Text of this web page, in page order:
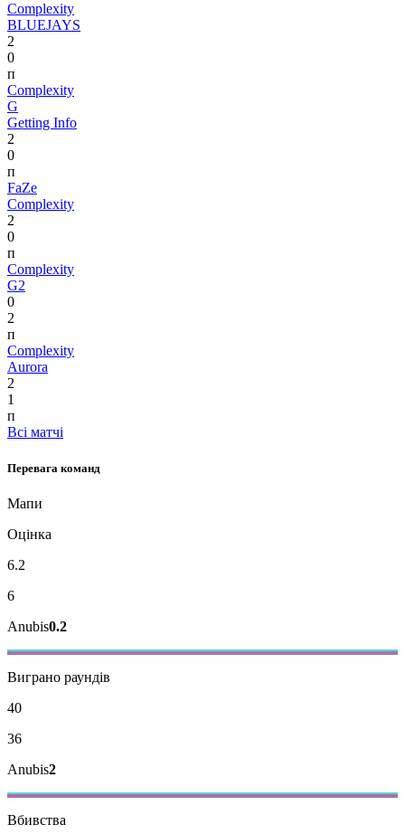
Complexity
BLUEJAYS
2
0
п
Complexity
G
Getting Info
2
0
п
FaZe
Complexity
2
0
п
Complexity
G2
0
2
п
Complexity
Aurora
2
1
п
Всі матчі
Перевага команд
Мапи
Оцінка
6.2
6
Anubis0.2
Виграно раундів
40
36
Anubis2
Вбивства